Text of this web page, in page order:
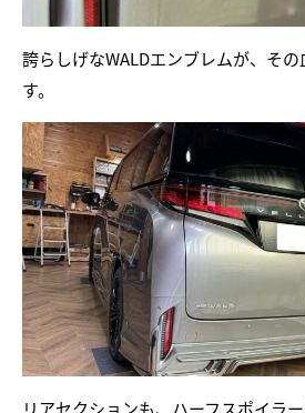
誇らしげなWALDエンブレムが、そ
す。